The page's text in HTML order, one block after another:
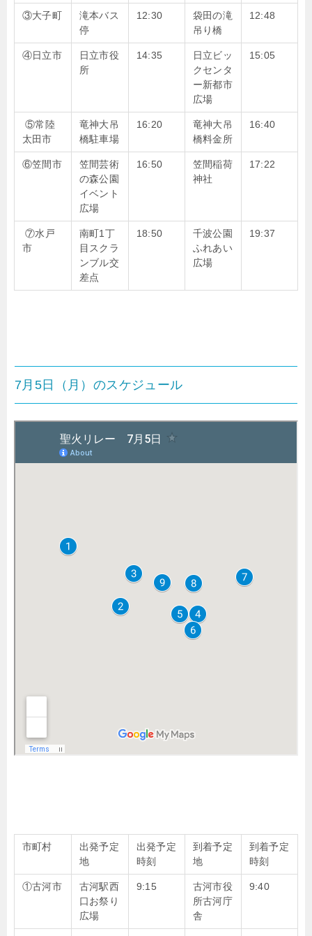
③大子町
滝本バス
停
12:30
袋田の滝
吊り橋
12:48
④日立市
日立市役
所
14:35
日立ビッ
クセンタ
ー新都市
広場
15:05
⑤常陸
太田市
竜神大吊
橋駐車場
16:20
竜神大吊
橋料金所
16:40
⑥笠間市
笠間芸術
の森公園
イベント
広場
16:50
笠間稲荷
神社
17:22
⑦水戸
市
南町1丁
目スクラ
ンブル交
差点
18:50
千波公園
ふれあい
広場
19:37
7月5日（月）のスケジュール
市町村
出発予定
地
出発予定
時刻
到着予定
地
到着予定
時刻
①古河市
古河駅西
口お祭り
広場
9:15
古河市役
所古河庁
舎
9:40